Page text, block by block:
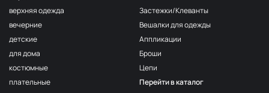
волна
МП-20-F222/2
МП-20-F222/3
F257 Аквамарин
МП-20-F257
203/1
верхняя одежда
вечерние
детские
для дома
костюмные
плательные
Застежки/Клеванты
Вешалки для одежды
Аппликации
Броши
Цепи
Перейти в каталог